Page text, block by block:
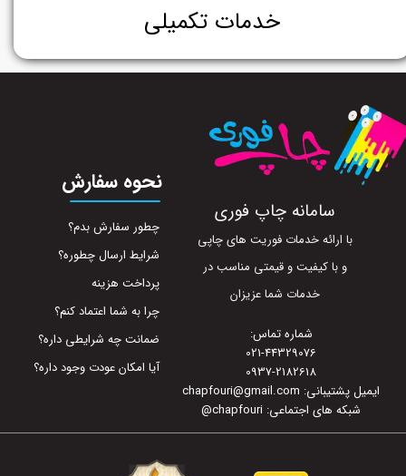
خدمات تکمیلی
سامانه چاپ فوری
با ارائه خدمات فوریت های چاپی
و با کیفیت و قیمتی مناسب در
خدمات شما عزیزان
شماره تماس:
021-44329076
0937-2182618
ایمیل پشتیبانی: chapfouri@gmail.com
شبکه های اجتماعی: chapfouri
@
نحوه سفارش
چطور سفارش بدم؟
شرایط ارسال چطوره؟
پرداخت هزینه
چرا به شما اعتماد کنم؟
ضمانت چه شرایطی داره؟
آیا امکان عودت وجود داره؟